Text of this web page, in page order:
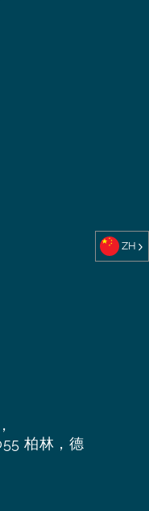
柏林，德
ZH